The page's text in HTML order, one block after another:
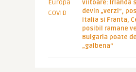
viitoare: Irlanda
devin „verzi”,
Italia si Franta,
posibil ramane
Bulgaria poate
„galbena”